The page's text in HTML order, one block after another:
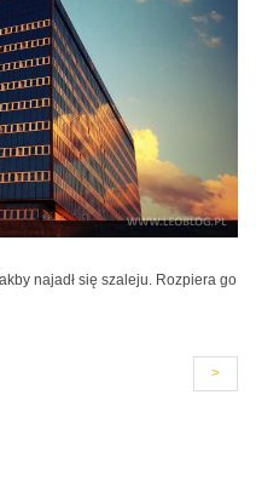
najadł się szaleju. Rozpiera go
>